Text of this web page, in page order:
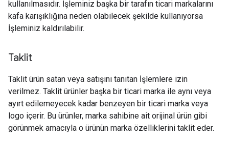
kullanılmasıdır. İşleminiz başka bir tarafın ticari markalarını
kafa karışıklığına neden olabilecek şekilde kullanıyorsa
İşleminiz kaldırılabilir.
Taklit
Taklit ürün satan veya satışını tanıtan İşlemlere izin
verilmez. Taklit ürünler başka bir ticari marka ile aynı veya
ayırt edilemeyecek kadar benzeyen bir ticari marka veya
logo içerir. Bu ürünler, marka sahibine ait orijinal ürün gibi
görünmek amacıyla o ürünün marka özelliklerini taklit eder.